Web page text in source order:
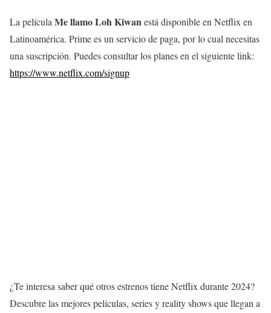
La películaMe llamo Loh Kiwanestá disponible en Netflix en
Latinoamérica. Prime es un servicio de paga, por lo cual necesitas
una suscripción. Puedes consultar los planes en el siguiente link:
https://www.netflix.com/signup
¿Te interesa saber qué otros estrenos tiene Netflix durante 2024?
Descubre las mejores películas, series y reality shows que llegan a